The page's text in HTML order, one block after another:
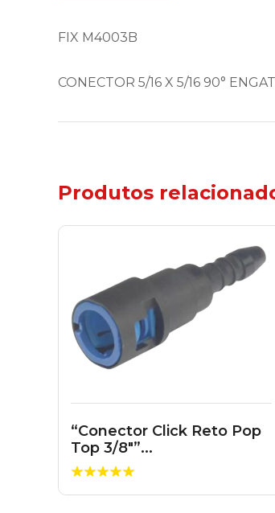
FIX M4003B
CONECTOR 5/16 X 5/16 90°
Produtos
“Conector Click Reto Pop
Top 3/8″”...